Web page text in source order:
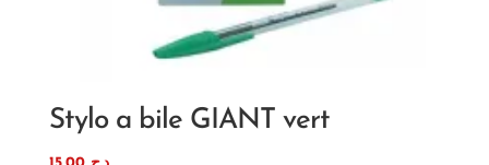
Stylo a bile GIANT vert